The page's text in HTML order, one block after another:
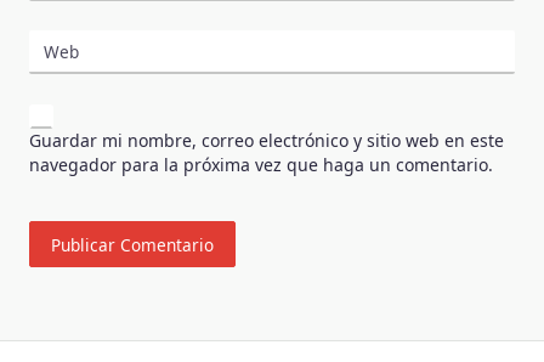
Web
Guardar mi nombre, correo electrónico y sitio web en este
navegador para la próxima vez que haga un comentario.